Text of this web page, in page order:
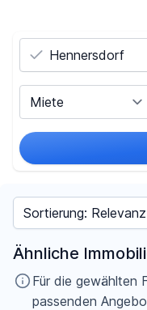
Preis
Sortieren nach
Ähnliche
Für die gewählten
passenden